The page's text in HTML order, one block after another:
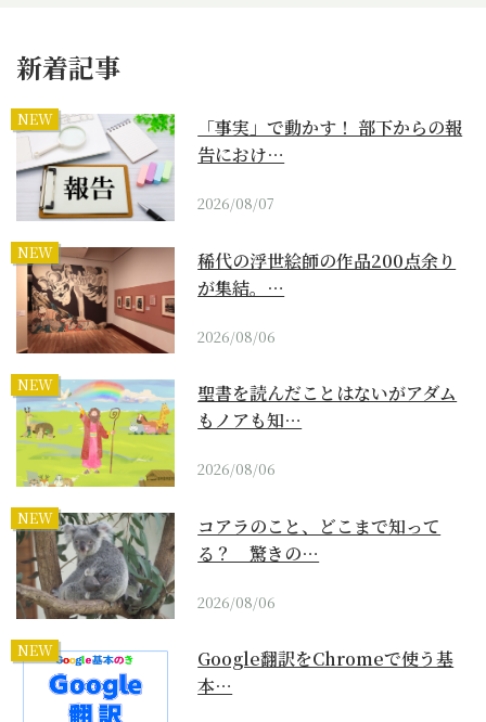
新着記事
NEW
「事実」で動かす！ 部下からの報
告におけ…
2026/08/07
NEW
稀代の浮世絵師の作品200点余り
が集結。…
2026/08/06
NEW
聖書を読んだことはないがアダム
もノアも知…
2026/08/06
NEW
コアラのこと、どこまで知って
る？ 驚きの…
2026/08/06
NEW
Google翻訳をChromeで使う基
本…